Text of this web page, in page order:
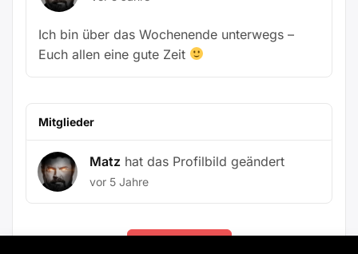
Ich bin über das Wochenende unterwegs –
Euch allen eine gute Zeit
Mitglieder
Matz hat das Profilbild geändert
vor 5 Jahre